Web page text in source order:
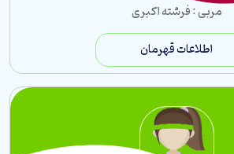
مربی : فرشته اکبری
اطلاعات قهرمان